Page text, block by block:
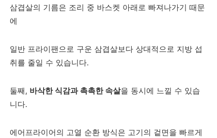
삼겹살의 기름은 조리 중 바스켓 아래로 빠져나가기 때문
에
일반 프라이팬으로 구운 삼겹살보다 상대적으로 지방 섭
취를 줄일 수 있습니다.
둘째, 바삭한 식감과 촉촉한 속살을 동시에 느낄 수 있습
니다.
에어프라이어의 고열 순환 방식은 고기의 겉면을 빠르게